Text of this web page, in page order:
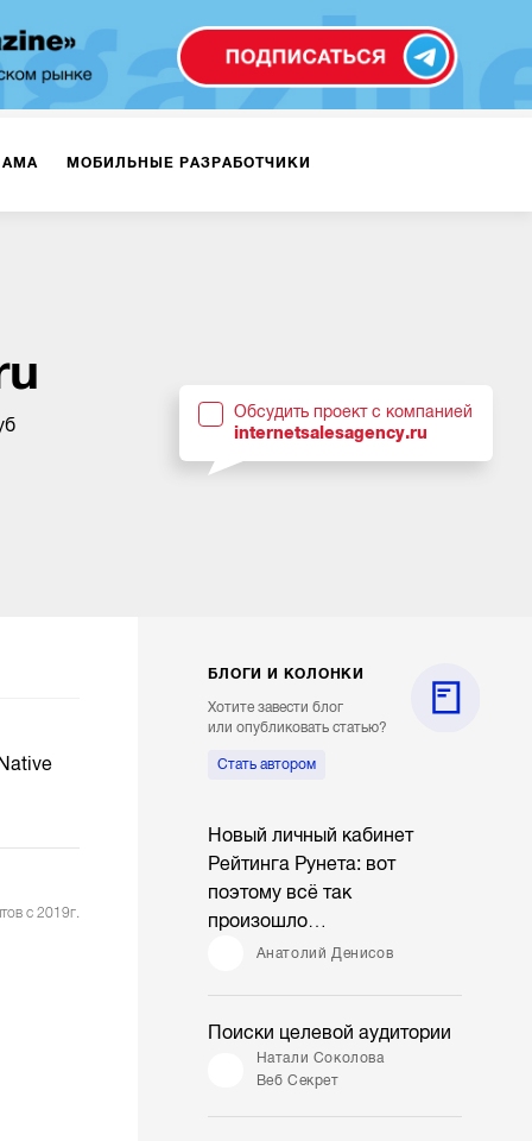
МОБИЛЬНЫЕ РАЗРАБОТЧИКИ
Обсудить проект с компанией
internetsalesagency.ru
с 2019г.
БЛОГИ И КОЛОНКИ
Хотите завести блог
или опубликовать статью?
Стать автором
Новый личный кабинет
Рейтинга Рунета: вот
поэтому всё так
произошло…
Анатолий Денисов
Поиски целевой аудитории
Натали Соколова
Веб Секрет